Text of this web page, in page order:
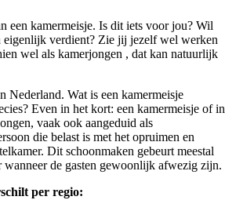
een kamermeisje. Is dit iets voor jou? Wil
eigenlijk verdient? Zie jij jezelf wel werken
wel als kamerjongen , dat kan natuurlijk
Nederland. Wat is een kamermeisje
Even in het kort: een kamermeisje of in
vaak ook aangeduid als
die belast is met het opruimen en
Dit schoonmaken gebeurt meestal
wanneer de gasten gewoonlijk afwezig zijn.
per regio: